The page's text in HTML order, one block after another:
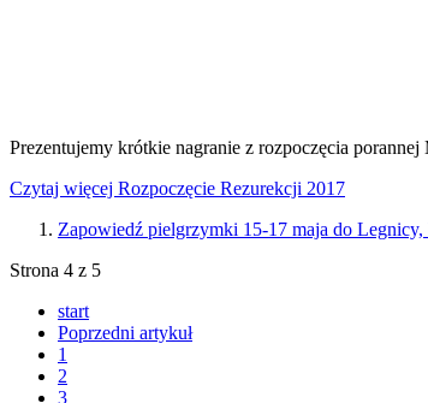
Prezentujemy krótkie nagranie z rozpoczęcia
Czytaj więcej Rozpoczęcie Rezurekcji 2017
Zapowiedź pielgrzymki 15-17 maja do Legnicy,
Strona 4 z 5
start
Poprzedni artykuł
1
2
3